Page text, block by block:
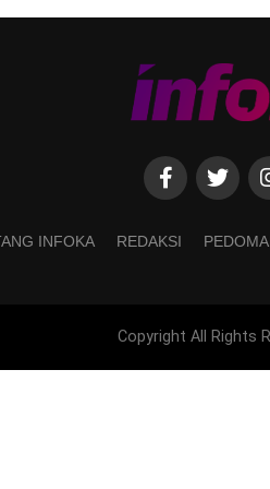
INFOKA REDAKSI
Copyright All Rights